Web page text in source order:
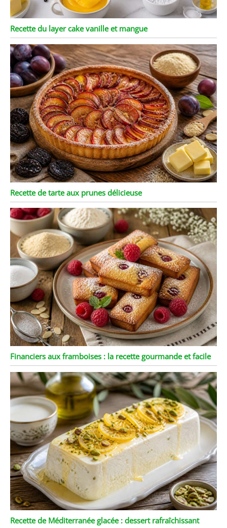
Recette du layer cake vanille et mangue
Recette de tarte aux prunes délicieuse
Financiers aux framboises : la recette gourmande et facile
Recette de Méditerranée glacée : dessert rafraîchissant